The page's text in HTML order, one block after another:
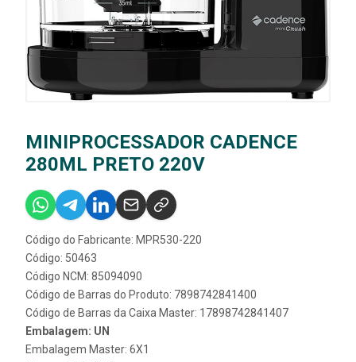
MINIPROCESSADOR CADENCE
280ML PRETO 220V
Código do Fabricante: MPR530-220
Código: 50463
Código NCM: 85094090
Código de Barras do Produto: 7898742841400
Código de Barras da Caixa Master: 17898742841407
Embalagem: UN
Embalagem Master: 6X1